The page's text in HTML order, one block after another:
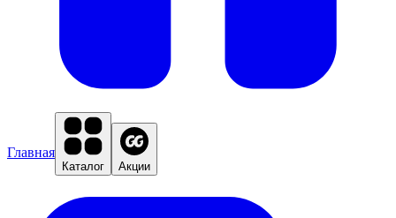
Главная
Каталог Акции